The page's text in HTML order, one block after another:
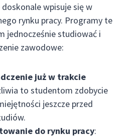
wpisuje się w
rynku pracy. Programy te
jednocześnie studiować i
zawodowe:
już w trakcie
to studentom zdobycie
jeszcze przed
do rynku pracy: